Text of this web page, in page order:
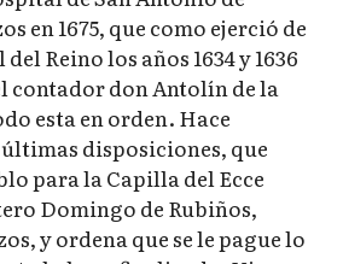
en 1675, que como ejerció de
Reino los años 1634 y 1636
contador don Antolín de la
esta en orden. Hace
disposiciones, que
para la Capilla del Ecce
Domingo de Rubiños,
y ordena que se le pague lo